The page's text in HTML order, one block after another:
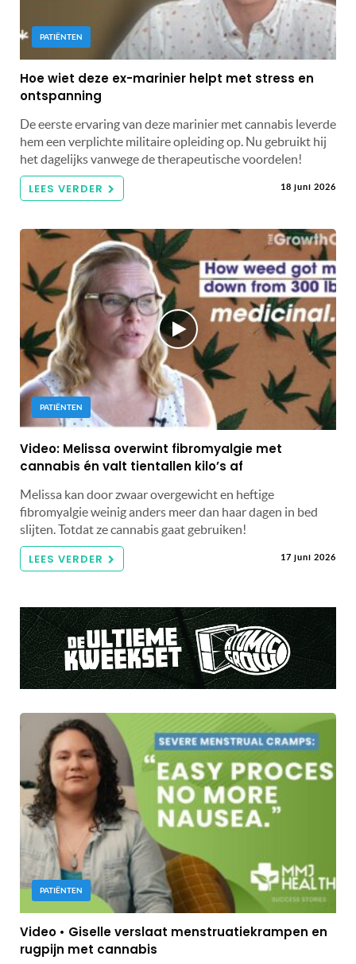
PATIËNTEN
Hoe wiet deze ex-marinier helpt met stress en
ontspanning
De eerste ervaring van deze marinier met cannabis leverde
hem een ​​verplichte militaire opleiding op. Nu gebruikt hij
het dagelijks vanwege de therapeutische voordelen!
LEES VERDER 18 juni 2026
PATIËNTEN
Video: Melissa overwint fibromyalgie met
cannabis én valt tientallen kilo’s af
Melissa kan door zwaar overgewicht en heftige
fibromyalgie weinig anders meer dan haar dagen in bed
slijten. Totdat ze cannabis gaat gebruiken!
LEES VERDER 17 juni 2026
PATIËNTEN
Video • Giselle verslaat menstruatiekrampen en
rugpijn met cannabis